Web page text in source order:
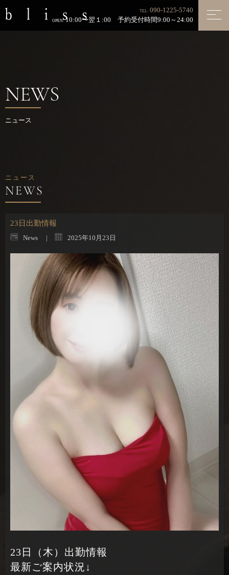
TEL: 090-1225-5740
OPEN:10:00〜翌１:00 予約受付時間9:00～24:00
NEWS
ニュース
ニュース
23日出勤情報
News 2025年10月23日
23日（木）出勤情報
最新ご案内状況↓